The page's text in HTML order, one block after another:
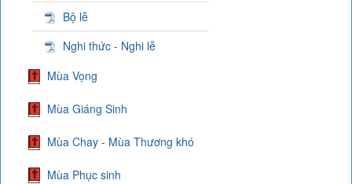
Bộ lễ
Nghi thức - Nghi lễ
Mùa Vọng
Mùa Giáng Sinh
Mùa Chay - Mùa Thương khó
Mùa Phục sinh